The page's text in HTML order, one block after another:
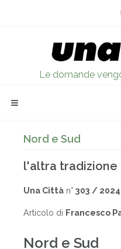
Le domande
Nord e Sud
l'altra tradizione
Una Città n° 303 / 2024
Articolo di Francesco
Nord e Sud